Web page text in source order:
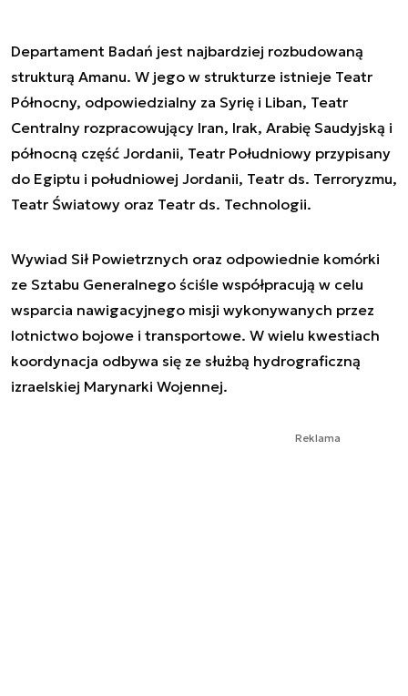
Departament Badań jest najbardziej rozbudowaną
strukturą Amanu. W jego w strukturze istnieje Teatr
Północny, odpowiedzialny za Syrię i Liban, Teatr
Centralny rozpracowujący Iran, Irak, Arabię Saudyjską i
północną część Jordanii, Teatr Południowy przypisany
do Egiptu i południowej Jordanii, Teatr ds. Terroryzmu,
Teatr Światowy oraz Teatr ds. Technologii.
Wywiad Sił Powietrznych oraz odpowiednie komórki
ze Sztabu Generalnego ściśle współpracują w celu
wsparcia nawigacyjnego misji wykonywanych przez
lotnictwo bojowe i transportowe. W wielu kwestiach
koordynacja odbywa się ze służbą hydrograficzną
izraelskiej Marynarki Wojennej.
Reklama